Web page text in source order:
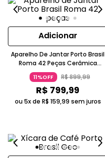
Adicionar
Aparelho De Jantar Porto Brasil
Roma 42 Peças Cerâmica
Faiança Branco
11%OFF R$899,99
R$ 799,99
ou 5x de R$ 159,99 sem juros